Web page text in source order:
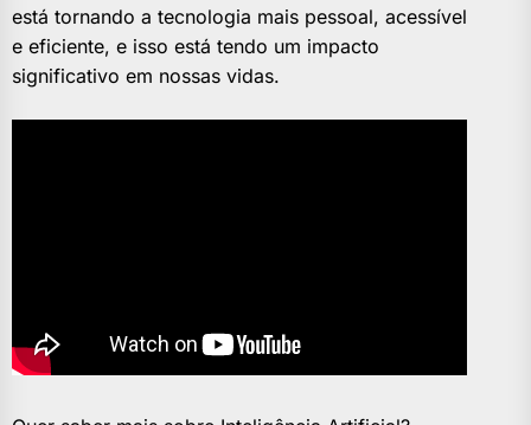
está tornando a tecnologia mais pessoal, acessível
e eficiente, e isso está tendo um impacto
significativo em nossas vidas.